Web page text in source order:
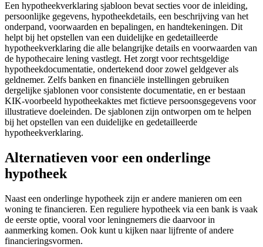
Een hypotheekverklaring sjabloon bevat secties voor de inleiding,
persoonlijke gegevens, hypotheekdetails, een beschrijving van het
onderpand, voorwaarden en bepalingen, en handtekeningen. Dit
helpt bij het opstellen van een duidelijke en gedetailleerde
hypotheekverklaring die alle belangrijke details en voorwaarden van
de hypothecaire lening vastlegt. Het zorgt voor rechtsgeldige
hypotheekdocumentatie, ondertekend door zowel geldgever als
geldnemer. Zelfs banken en financiële instellingen gebruiken
dergelijke sjablonen voor consistente documentatie, en er bestaan
KIK-voorbeeld hypotheekaktes met fictieve persoonsgegevens voor
illustratieve doeleinden. De sjablonen zijn ontworpen om te helpen
bij het opstellen van een duidelijke en gedetailleerde
hypotheekverklaring.
Alternatieven voor een onderlinge
hypotheek
Naast een onderlinge hypotheek zijn er andere manieren om een
woning te financieren. Een reguliere hypotheek via een bank is vaak
de eerste optie, vooral voor leningnemers die daarvoor in
aanmerking komen. Ook kunt u kijken naar lijfrente of andere
financieringsvormen.